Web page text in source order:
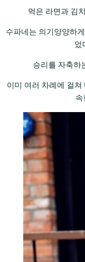
먹은 라면과 김
수파네는 의기양양하
었
승리를 자축하
이미 여러 차례에 걸쳐
속